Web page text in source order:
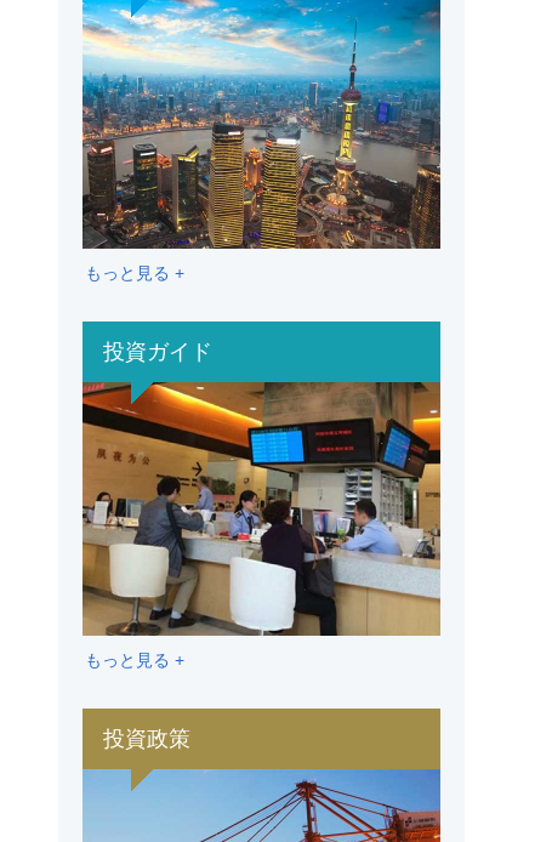
もっと見る +
投資ガイド
もっと見る +
投資政策